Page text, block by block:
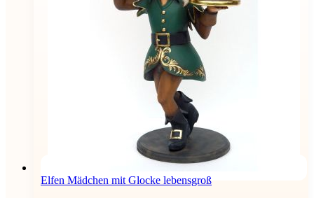
Elfen Mädchen mit Glocke lebensgroß